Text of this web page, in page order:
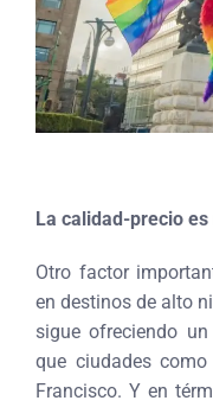
La calidad-precio
Otro factor
en destinos de alto
sigue ofreciendo
que ciudades
Francisco. Y en